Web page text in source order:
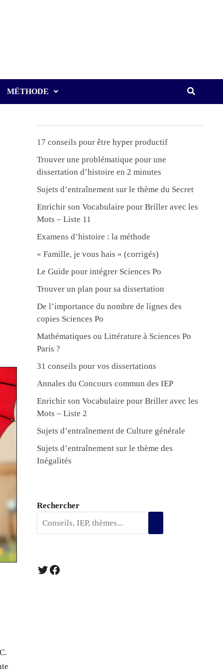
MÉTHODE
17 conseils pour être hyper productif
Trouver une problématique pour une
dissertation d’histoire en 2 minutes
Sujets d’entraînement sur le thème du Secret
Enrichir son Vocabulaire pour Briller avec les
Mots – Liste 11
Examens d’histoire : la méthode
« Famille, je vous hais » (corrigés)
Le Guide pour intégrer Sciences Po
Trouver un plan pour sa dissertation
De l’importance du nombre de lignes des
copies Sciences Po
Mathématiques ou Littérature à Sciences Po
Paris ?
31 conseils pour vos dissertations
Annales du Concours commun des IEP
Enrichir son Vocabulaire pour Briller avec les
Mots – Liste 2
Sujets d’entraînement de Culture générale
Sujets d’entraînement sur le thème des
Inégalités
Rechercher
Twitter
Facebook